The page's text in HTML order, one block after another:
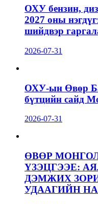
ОХУ бензин,
2027 оны
шийдвэр
2026-07-31
ОХУ-ын Өвөр
бүтцийн сайд
2026-07-31
ӨВӨР
ҮЗЭЦГЭЭЕ:
ДЭМЖИХ
УДААГИЙН